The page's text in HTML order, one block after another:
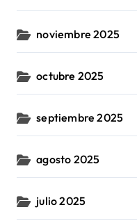
noviembre 2025
octubre 2025
septiembre 2025
agosto 2025
julio 2025